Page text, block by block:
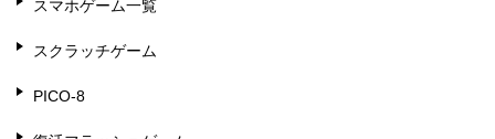
スマホゲーム一覧
スクラッチゲーム
PICO-8